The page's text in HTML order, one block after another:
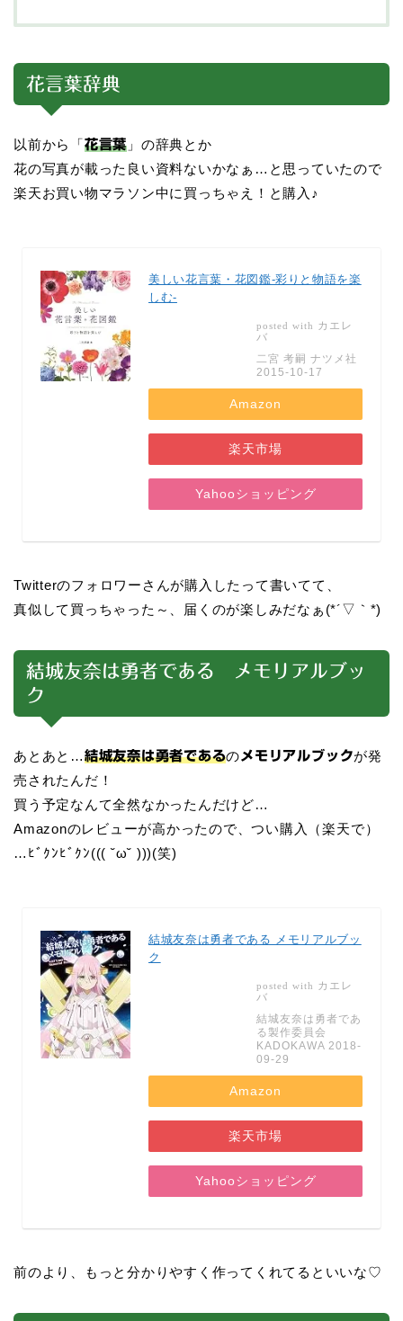
花言葉辞典
以前から「花言葉 」の辞典とか
花の写真が載った良い資料ないかなぁ…と思っていたので
楽天お買い物マラソン中に買っちゃえ！と購入♪
美しい花言葉・花図鑑‐彩りと物語を楽
しむ‐
posted with カエレ
バ
二宮 考嗣 ナツメ社
2015-10-17
Amazon
楽天市場
Yahooショッピング
Twitterのフォロワーさんが購入したって書いてて、
真似して買っちゃった～、届くのが楽しみだなぁ(*´▽｀*)
結城友奈は勇者である メモリアルブッ
ク
あとあと… 結城友奈は勇者であるの メモリアルブックが発
売されたんだ！
買う予定なんて全然なかったんだけど…
Amazonのレビューが高かったので、つい購入（楽天で）
…ﾋﾞｸﾝﾋﾞｸﾝ((( ˘ω˘ )))(笑)
結城友奈は勇者である メモリアルブッ
ク
posted with カエレ
バ
結城友奈は勇者であ
る製作委員会
KADOKAWA 2018-
09-29
Amazon
楽天市場
Yahooショッピング
前のより、もっと分かりやすく作ってくれてるといいな♡